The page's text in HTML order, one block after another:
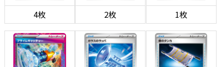
4枚 2枚 1枚